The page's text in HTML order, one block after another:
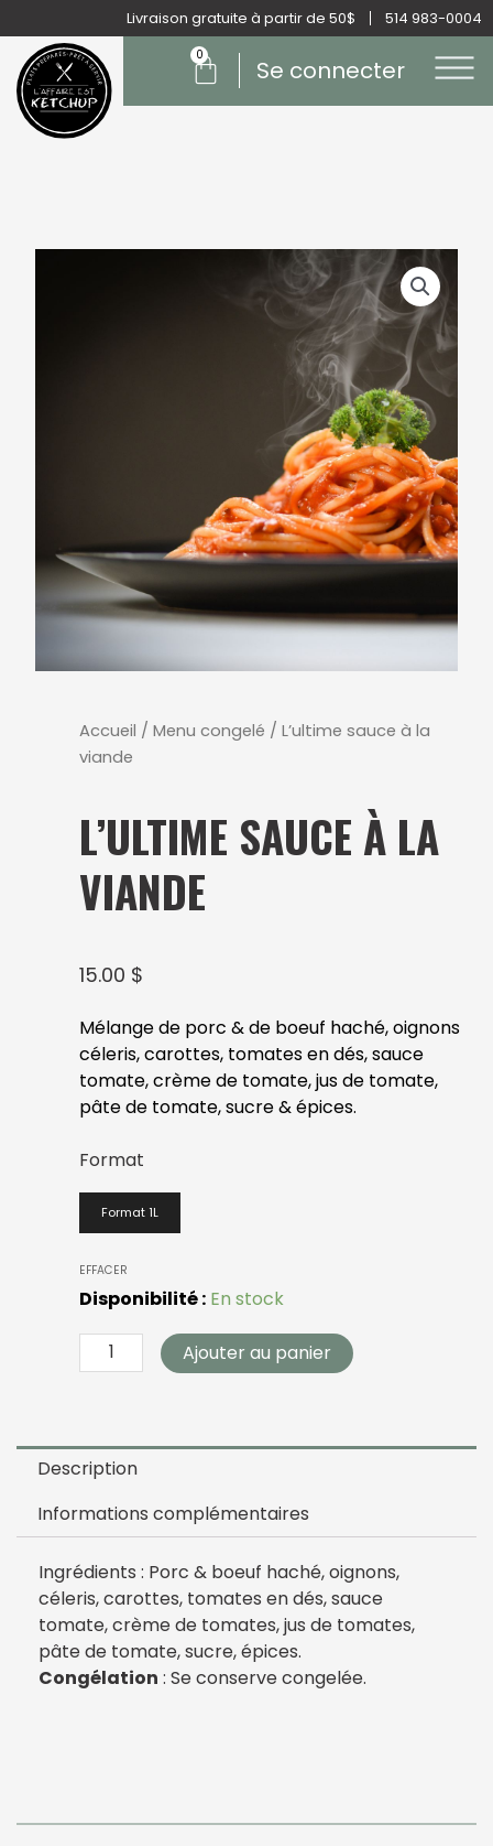
au
contenu
Livraison gratuite à partir de 50$ 514 983-0004
0 Panier
Se connecter
Accueil /Menu congelé / L’ultime sauce à la
viande
L’ULTIME SAUCE À LA
VIANDE
15.00 $
Mélange de porc & de boeuf haché, oignons
céleris, carottes, tomates en dés, sauce
tomate, crème de tomate, jus de tomate,
pâte de tomate, sucre & épices.
Format
Format 1L
EFFACER
Disponibilité : En stock
quantité
de
L'ultime
sauce
à
la
Ajouter au panier
Description
Informations complémentaires
Ingrédients : Porc & boeuf haché, oignons,
céleris, carottes, tomates en dés, sauce
tomate, crème de tomates, jus de tomates,
pâte de tomate, sucre, épices.
Congélation : Se conserve congelée.